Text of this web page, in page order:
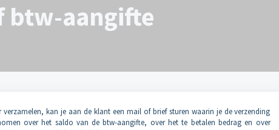
btw-aangifte
kan je aan de klant een mail of brief sturen waarin je de verzending
over het saldo van de btw-aangifte, over het te betalen bedrag en over